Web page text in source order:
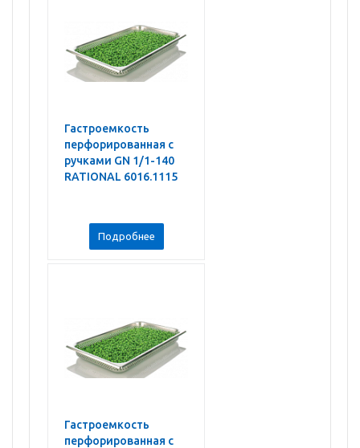
Гастроемкость
перфорированная с
ручками GN 1/1-140
RATIONAL 6016.1115
Подробнее
Гастроемкость
перфорированная с